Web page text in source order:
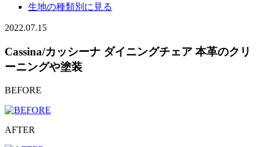
生地の種類別に見る
2022.07.15
Cassina/カッシーナ ダイニングチェア 本革のクリ
ーニングや塗装
BEFORE
AFTER